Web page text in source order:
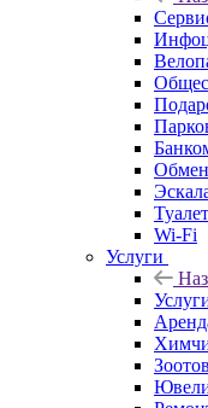
Wi-Fi
Услуги